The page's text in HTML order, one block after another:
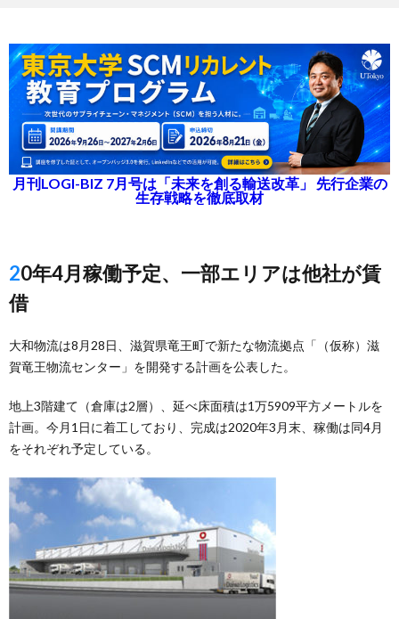
月刊LOGI-BIZ 7月号は「未来を創る輸送改革」 先行企業の
生存戦略を徹底取材
20年4月稼働予定、一部エリアは他社が賃
借
大和物流は8月28日、滋賀県竜王町で新たな物流拠点「（仮称）滋
賀竜王物流センター」を開発する計画を公表した。
地上3階建て（倉庫は2層）、延べ床面積は1万5909平方メートルを
計画。今月1日に着工しており、完成は2020年3月末、稼働は同4月
をそれぞれ予定している。